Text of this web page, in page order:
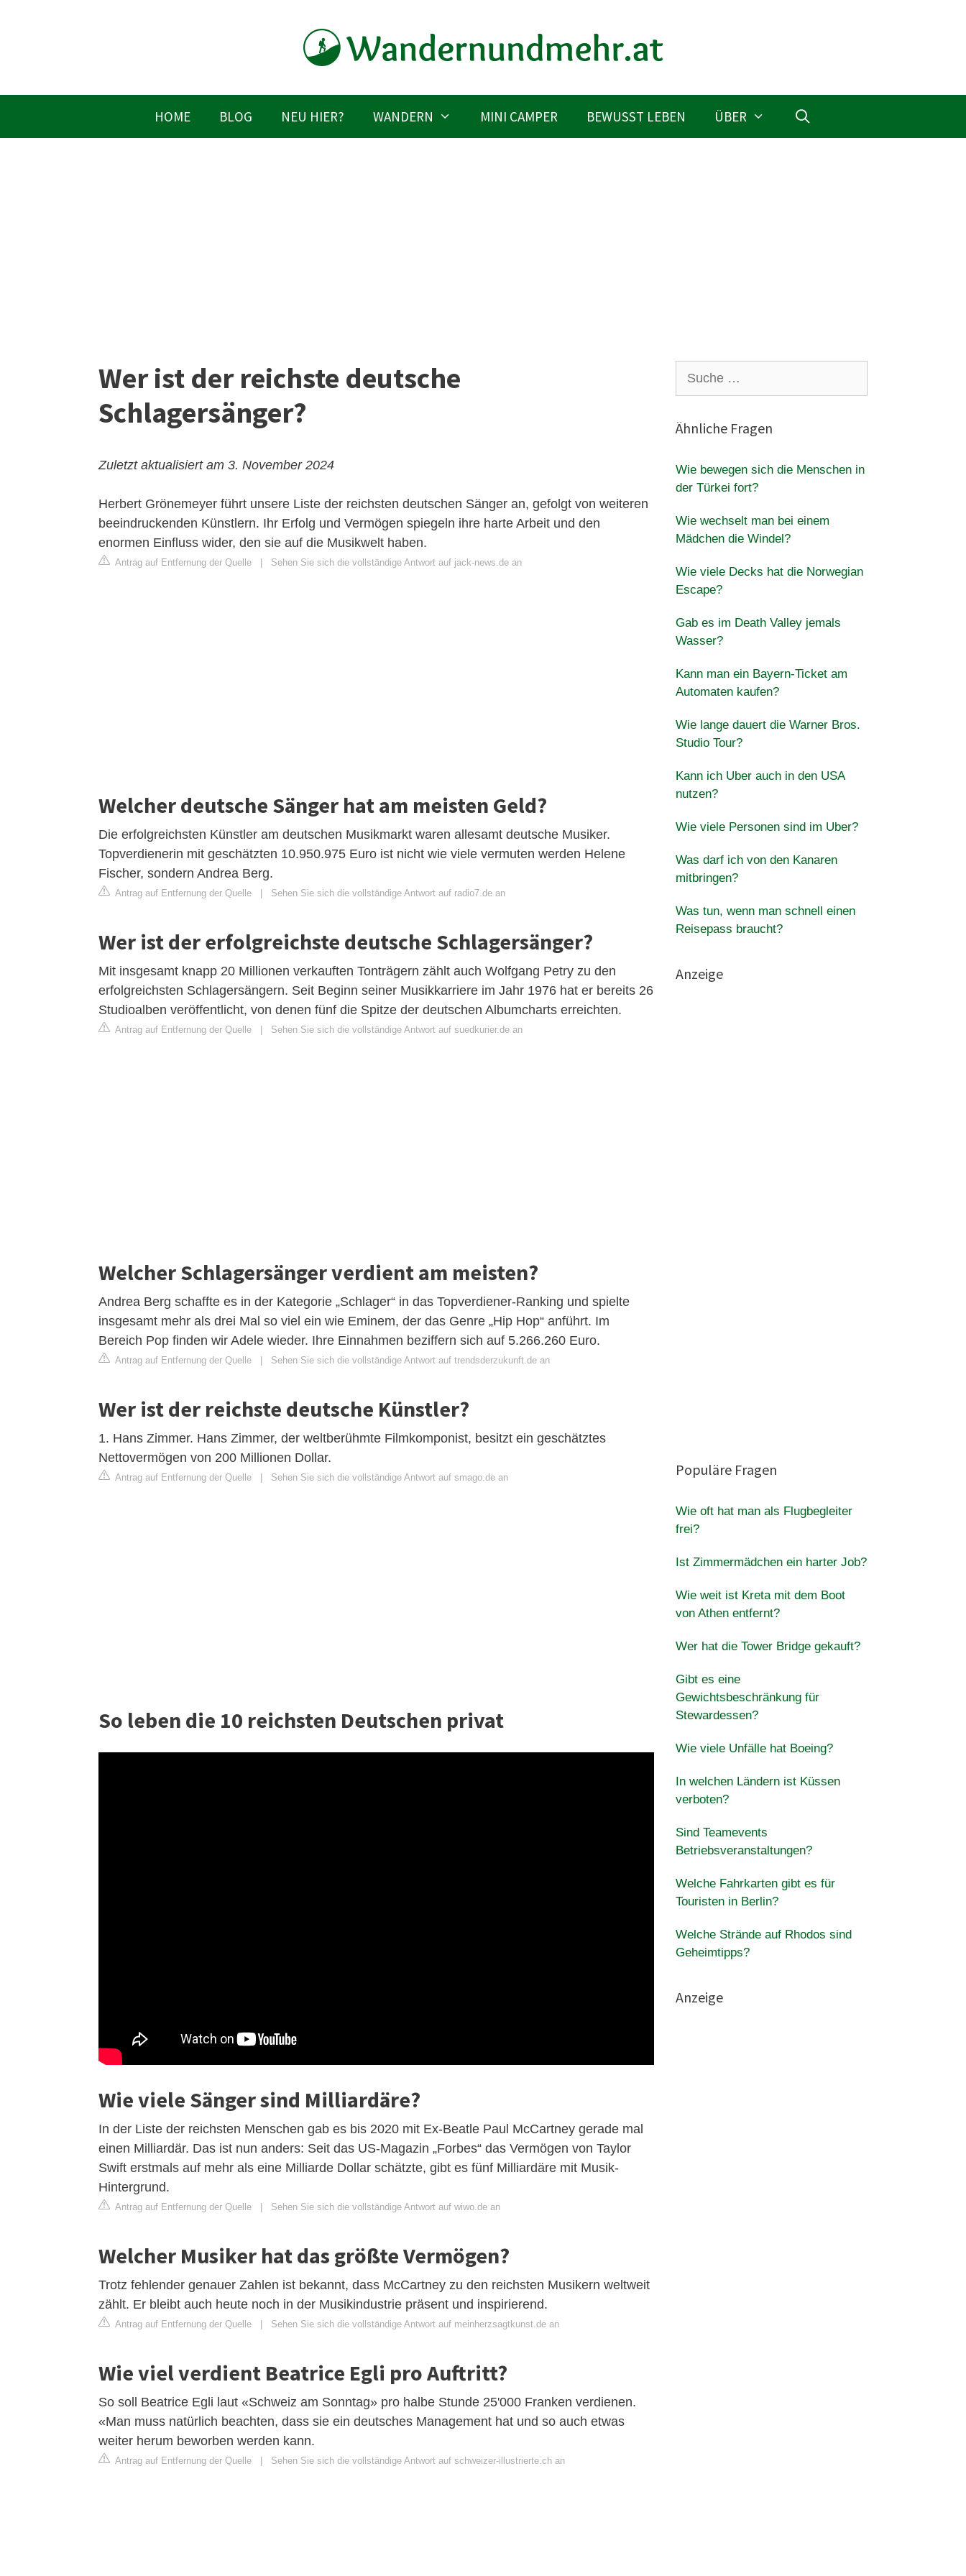
HOME BLOG NEU HIER? WANDERN MINI CAMPER BEWUSST LEBEN ÜBER
Wer ist der reichste deutsche
Schlagersänger?
Zuletzt aktualisiert am 3. November 2024
Herbert Grönemeyer führt unsere Liste der reichsten deutschen Sänger an, gefolgt von weiteren
beeindruckenden Künstlern. Ihr Erfolg und Vermögen spiegeln ihre harte Arbeit und den
enormen Einfluss wider, den sie auf die Musikwelt haben.
Antrag auf Entfernung der Quelle Sehen Sie sich die vollständige Antwort auf jack-news.de an
Welcher deutsche Sänger hat am meisten Geld?
Die erfolgreichsten Künstler am deutschen Musikmarkt waren allesamt deutsche Musiker.
Topverdienerin mit geschätzten 10.950.975 Euro ist nicht wie viele vermuten werden Helene
Fischer, sondern Andrea Berg.
Antrag auf Entfernung der Quelle Sehen Sie sich die vollständige Antwort auf radio7.de an
Wer ist der erfolgreichste deutsche Schlagersänger?
Mit insgesamt knapp 20 Millionen verkauften Tonträgern zählt auch Wolfgang Petry zu den
erfolgreichsten Schlagersängern. Seit Beginn seiner Musikkarriere im Jahr 1976 hat er bereits 26
Studioalben veröffentlicht, von denen fünf die Spitze der deutschen Albumcharts erreichten.
Antrag auf Entfernung der Quelle Sehen Sie sich die vollständige Antwort auf suedkurier.de an
Welcher Schlagersänger verdient am meisten?
Andrea Berg schaffte es in der Kategorie „Schlager“ in das Topverdiener-Ranking und spielte
insgesamt mehr als drei Mal so viel ein wie Eminem, der das Genre „Hip Hop“ anführt. Im
Bereich Pop finden wir Adele wieder. Ihre Einnahmen beziffern sich auf 5.266.260 Euro.
Antrag auf Entfernung der Quelle Sehen Sie sich die vollständige Antwort auf trendsderzukunft.de an
Wer ist der reichste deutsche Künstler?
1. Hans Zimmer. Hans Zimmer, der weltberühmte Filmkomponist, besitzt ein geschätztes
Nettovermögen von 200 Millionen Dollar.
Antrag auf Entfernung der Quelle Sehen Sie sich die vollständige Antwort auf smago.de an
So leben die 10 reichsten Deutschen privat
Wie viele Sänger sind Milliardäre?
In der Liste der reichsten Menschen gab es bis 2020 mit Ex-Beatle Paul McCartney gerade mal
einen Milliardär. Das ist nun anders: Seit das US-Magazin „Forbes“ das Vermögen von Taylor
Swift erstmals auf mehr als eine Milliarde Dollar schätzte, gibt es fünf Milliardäre mit Musik-
Hintergrund.
Antrag auf Entfernung der Quelle | Sehen Sie sich die vollständige Antwort auf wiwo.de an
Welcher Musiker hat das größte Vermögen?
Trotz fehlender genauer Zahlen ist bekannt, dass McCartney zu den reichsten Musikern weltweit
zählt. Er bleibt auch heute noch in der Musikindustrie präsent und inspirierend.
Antrag auf Entfernung der Quelle | Sehen Sie sich die vollständige Antwort auf meinherzsagtkunst.de an
Wie viel verdient Beatrice Egli pro Auftritt?
So soll Beatrice Egli laut «Schweiz am Sonntag» pro halbe Stunde 25'000 Franken verdienen.
«Man muss natürlich beachten, dass sie ein deutsches Management hat und so auch etwas
weiter herum beworben werden kann.
Antrag auf Entfernung der Quelle | Sehen Sie sich die vollständige Antwort auf schweizer-illustrierte.ch an
nach:
Ähnliche Fragen
Wie bewegen sich die Menschen in
der Türkei fort?
Wie wechselt man bei einem
Mädchen die Windel?
Wie viele Decks hat die Norwegian
Escape?
Gab es im Death Valley jemals
Wasser?
Kann man ein Bayern-Ticket am
Automaten kaufen?
Wie lange dauert die Warner Bros.
Studio Tour?
Kann ich Uber auch in den USA
nutzen?
Wie viele Personen sind im Uber?
Was darf ich von den Kanaren
mitbringen?
Was tun, wenn man schnell einen
Reisepass braucht?
Anzeige
Populäre Fragen
Wie oft hat man als Flugbegleiter
frei?
Ist Zimmermädchen ein harter Job?
Wie weit ist Kreta mit dem Boot
von Athen entfernt?
Wer hat die Tower Bridge gekauft?
Gibt es eine
Gewichtsbeschränkung für
Stewardessen?
Wie viele Unfälle hat Boeing?
In welchen Ländern ist Küssen
verboten?
Sind Teamevents
Betriebsveranstaltungen?
Welche Fahrkarten gibt es für
Touristen in Berlin?
Welche Strände auf Rhodos sind
Geheimtipps?
Anzeige